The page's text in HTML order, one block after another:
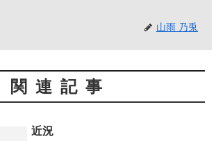
山雨 乃兎
関連記事
近況